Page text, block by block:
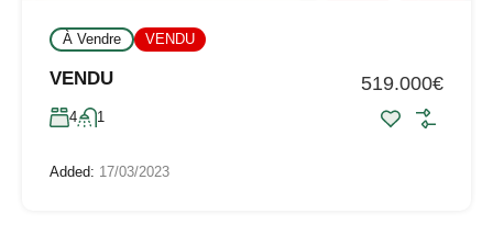
À Vendre VENDU
VENDU 519.000€
4 1
Added: 17/03/2023